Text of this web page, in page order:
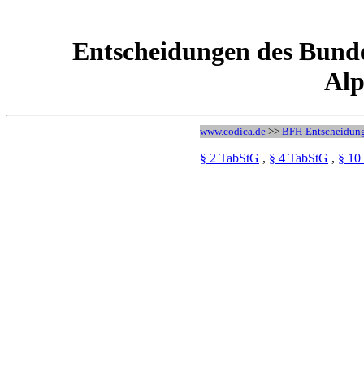
Entscheidungen des
www.codica.de >> BFH-
§ 2 TabStG , § 4 TabStG , § 10